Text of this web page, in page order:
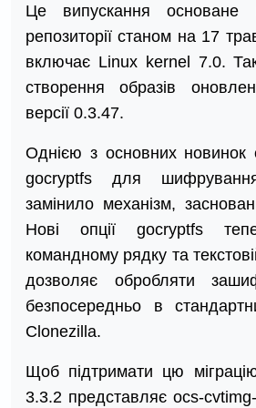
Це випускання
репозиторії станом на 17
включає Linux kernel 7.0.
створення образів
версії 0.3.47.
Однією з основних новинок
gocryptfs для
замінило механізм,
Нові опції gocryptfs
командному рядку та
дозволяє обробляти
безпосередньо в
Clonezilla.
Щоб підтримати цю
3.3.2 представляє ocs-cvtimg-